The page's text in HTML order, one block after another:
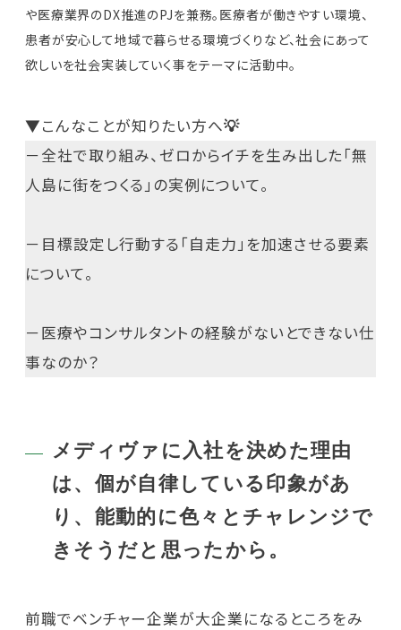
や医療業界のDX推進のPJを兼務。医療者が働きやすい環境、
患者が安心して地域で暮らせる環境づくりなど、社会にあって
欲しいを社会実装していく事をテーマに活動中。
▼こんなことが知りたい方へ💡
－全社で取り組み、ゼロからイチを生み出した「無
人島に街をつくる」の実例について。
－目標設定し行動する「自走力」を加速させる要素
について。
－医療やコンサルタントの経験がないとできない仕
事なのか？
メディヴァに入社を決めた理由
は、個が自律している印象があ
り、能動的に色々とチャレンジで
きそうだと思ったから。
前職でベンチャー企業が大企業になるところをみ